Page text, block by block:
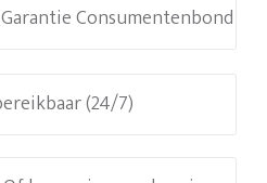
Consumentenbond
(24/7)